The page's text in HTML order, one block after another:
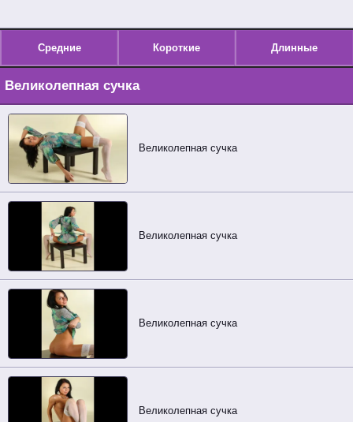
Средние Короткие Длинные
Великолепная сучка
Великолепная сучка
Великолепная сучка
Великолепная сучка
Великолепная сучка